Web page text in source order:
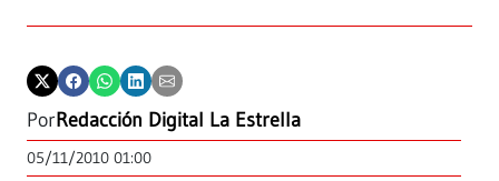
PorRedacción Digital La Estrella
05/11/2010 01:00